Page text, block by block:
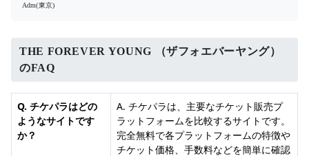
Adm(東京)
THE FOREVER YOUNG （ザフォエバーヤング）
のFAQ
Q. チケパラはどの
ようなサイトです
か？
A. チケパラは、主要なチケット販売プ
ラットフォームを比較するサイトです。
完全無料で各プラットフォームの特徴や
チケット価格、手数料などを簡単に確認